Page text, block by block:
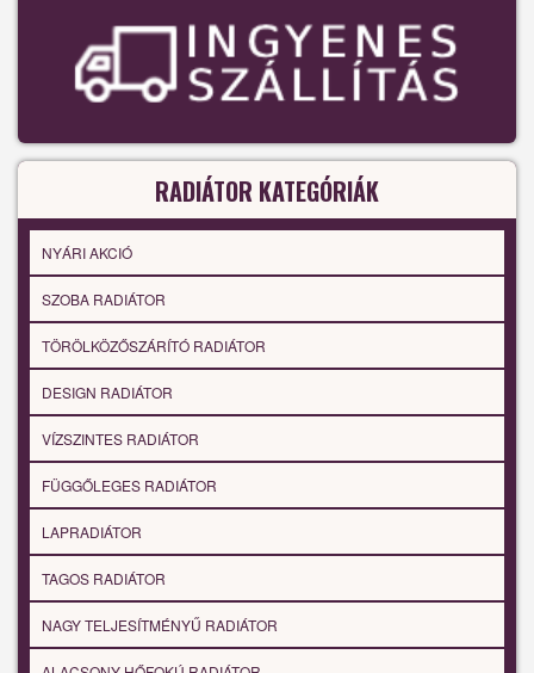
RADIÁTOR KATEGÓRIÁK
NYÁRI AKCIÓ
SZOBA RADIÁTOR
TÖRÖLKÖZŐSZÁRÍTÓ RADIÁTOR
DESIGN RADIÁTOR
VÍZSZINTES RADIÁTOR
FÜGGŐLEGES RADIÁTOR
LAPRADIÁTOR
TAGOS RADIÁTOR
NAGY TELJESÍTMÉNYŰ RADIÁTOR